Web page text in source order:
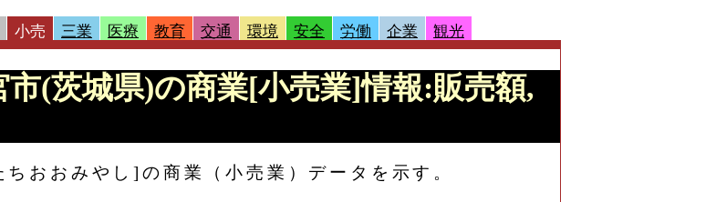
小売 三業 医療 教育 交通 環境 安全 労働 企業 観光
(茨城県)の商業[小売業]情報:販売額,
おおみやし]の商業（小売業）データを示す。